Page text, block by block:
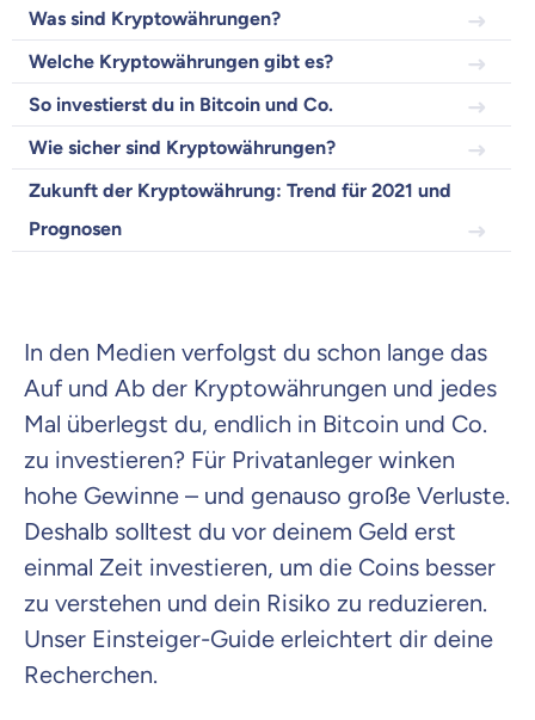
Was sind Kryptowährungen?
Welche Kryptowährungen gibt es?
So investierst du in Bitcoin und Co.
Wie sicher sind Kryptowährungen?
Zukunft der Kryptowährung: Trend für 2021 und
Prognosen
In den Medien verfolgst du schon lange das
Auf und Ab der Kryptowährungen und jedes
Mal überlegst du, endlich in Bitcoin und Co.
zu investieren? Für Privatanleger winken
hohe Gewinne – und genauso große Verluste.
Deshalb solltest du vor deinem Geld erst
einmal Zeit investieren, um die Coins besser
zu verstehen und dein Risiko zu reduzieren.
Unser Einsteiger-Guide erleichtert dir deine
Recherchen.
Objektive und faire Beratung
Wir möchten, dass du dich aus Überzeugung für
uns entscheidest.
Vergleich mit anderen Tarifen am Markt
Wir helfen dir dabei Unterschiede in
Versicherungen zu verstehen
Wozu dürfen wir dich beraten?
Versicherungsprodukt wählen
Krankenvoll
Versicherung
Beamten
Versicherung
Zahnzusatz
Versicherung